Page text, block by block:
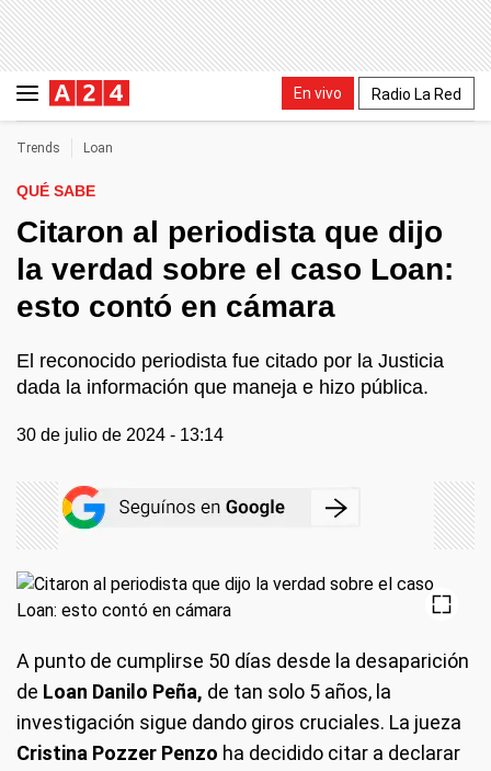
En vivo Radio La Red
Trends Loan
QUÉ SABE
Citaron al periodista que dijo
la verdad sobre el caso Loan:
esto contó en cámara
El reconocido periodista fue citado por la Justicia
dada la información que maneja e hizo pública.
30 de julio de 2024 - 13:14
A punto de cumplirse 50 días desde la desaparición
de Loan Danilo Peña, de tan solo 5 años, la
investigación sigue dando giros cruciales. La jueza
Cristina Pozzer Penzo ha decidido citar a declarar